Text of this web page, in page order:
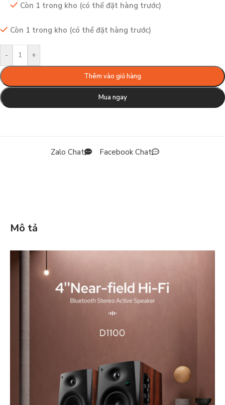
Còn 1 trong kho (có thể đặt hàng trước)
Còn 1 trong kho (có thể đặt hàng trước)
- +
Thêm vào giỏ hàng
Mua ngay
Zalo Chat Facebook Chat
Mô tả